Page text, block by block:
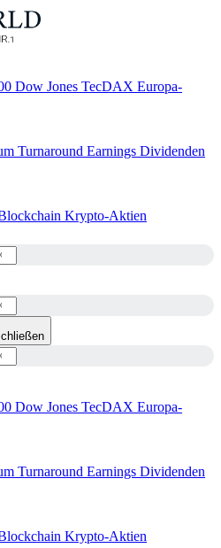
Dow Jones TecDAX Europa-
Turnaround Earnings Dividenden
Krypto-Aktien
Dow Jones TecDAX Europa-
Turnaround Earnings Dividenden
Krypto-Aktien